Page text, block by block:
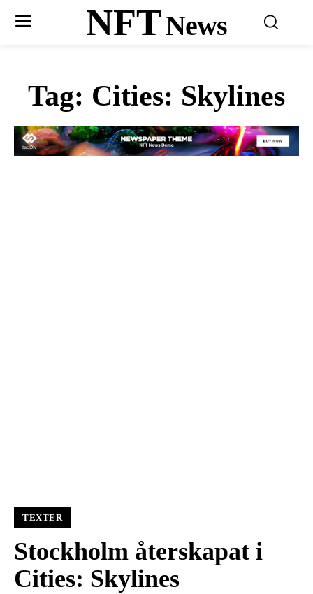
NFTNews
Tag: Cities: Skylines
TEXTER
Stockholm återskapat i
Cities: Skylines